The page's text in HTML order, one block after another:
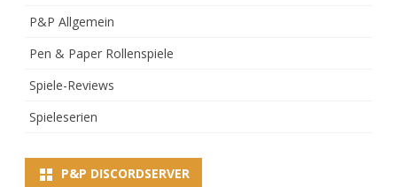
P&P Allgemein
Pen & Paper Rollenspiele
Spiele-Reviews
Spieleserien
P&P DISCORDSERVER